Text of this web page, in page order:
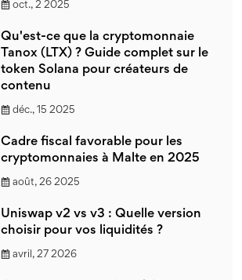
oct., 2 2025
Qu'est-ce que la cryptomonnaie
Tanox (LTX) ? Guide complet sur le
token Solana pour créateurs de
contenu
déc., 15 2025
Cadre fiscal favorable pour les
cryptomonnaies à Malte en 2025
août, 26 2025
Uniswap v2 vs v3 : Quelle version
choisir pour vos liquidités ?
avril, 27 2026